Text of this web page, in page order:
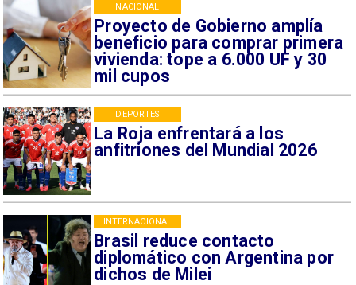
Proyecto de Gobierno amplía
beneficio para comprar primera
vivienda: tope a 6.000 UF y 30
mil cupos
NACIONAL
La Roja enfrentará a los
anfitriones del Mundial 2026
DEPORTES
Brasil reduce contacto
diplomático con Argentina por
dichos de Milei
INTERNACIONAL